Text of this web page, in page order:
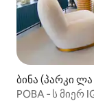
ბინა (პარკი
POBA ‑ ს მიერ